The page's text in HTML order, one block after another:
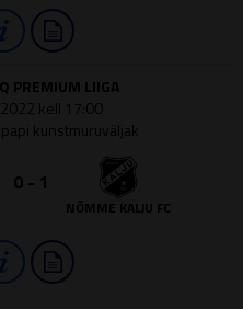
PREMIUM LIIGA
kell 17:00
kunstmuruväljak
0 - 1
NÕMME KALJU FC